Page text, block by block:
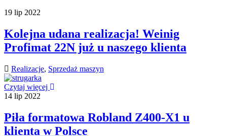
19 lip 2022
Kolejna udana realizacja! Weinig
Profimat 22N już u naszego klienta
Realizacje, Sprzedaż maszyn
Czytaj więcej
14 lip 2022
Piła formatowa Robland Z400-X1 u
klienta w Polsce